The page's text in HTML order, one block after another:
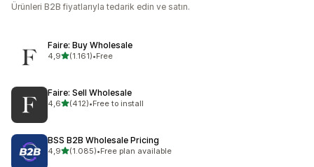
Ürünleri B2B fiyatlarıyla tedarik edin ve satın.
Faire: Buy Wholesale
4,95 yıldız üzerinden
(1.161)
toplam 1161 değerlendirme
•Free
Faire: Sell Wholesale
4,65 yıldız üzerinden
(412)
toplam 412 değerlendirme
•Free to install
BSS B2B Wholesale Pricing
4,95 yıldız üzerinden
(1.085)
toplam 1085 değerlendirme
•Free plan available